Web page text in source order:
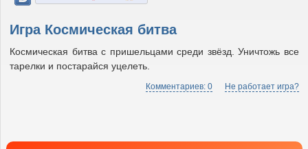
Игра Космическая битва
Космическая битва с пришельцами среди звёзд. Уничтожь все
тарелки и постарайся уцелеть.
Комментариев: 0 Не работает игра?